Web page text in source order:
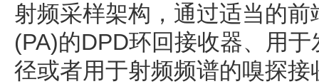
射频采样架构，通过适当的
(PA)的DPD环回接收器、用
径或者用于射频频谱的嗅探